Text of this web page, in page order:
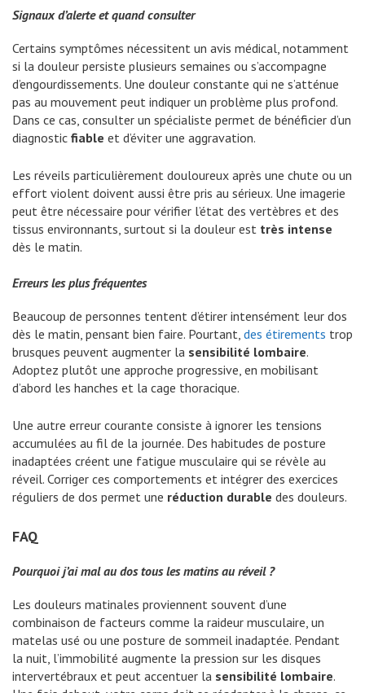
Signaux d’alerte et quand consulter
Certains symptômes nécessitent un avis médical, notamment
si la douleur persiste plusieurs semaines ou s’accompagne
d’engourdissements. Une douleur constante qui ne s’atténue
pas au mouvement peut indiquer un problème plus profond.
Dans ce cas, consulter un spécialiste permet de bénéficier d’un
diagnostic fiable et d’éviter une aggravation.
Les réveils particulièrement douloureux après une chute ou un
effort violent doivent aussi être pris au sérieux. Une imagerie
peut être nécessaire pour vérifier l’état des vertèbres et des
tissus environnants, surtout si la douleur est très intense
dès le matin.
Erreurs les plus fréquentes
Beaucoup de personnes tentent d’étirer intensément leur dos
dès le matin, pensant bien faire. Pourtant, des étirements trop
brusques peuvent augmenter la sensibilité lombaire.
Adoptez plutôt une approche progressive, en mobilisant
d’abord les hanches et la cage thoracique.
Une autre erreur courante consiste à ignorer les tensions
accumulées au fil de la journée. Des habitudes de posture
inadaptées créent une fatigue musculaire qui se révèle au
réveil. Corriger ces comportements et intégrer des exercices
réguliers de dos permet une réduction durable des douleurs.
FAQ
Pourquoi j’ai mal au dos tous les matins au réveil ?
Les douleurs matinales proviennent souvent d’une
combinaison de facteurs comme la raideur musculaire, un
matelas usé ou une posture de sommeil inadaptée. Pendant
la nuit, l’immobilité augmente la pression sur les disques
intervertébraux et peut accentuer la sensibilité lombaire.